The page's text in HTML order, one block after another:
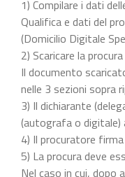
1) Compilare i dati
Qualifica e dati del
(Domicilio Digitale
2) Scaricare la
Il documento
nelle 3 sezioni sopra
3) Il dichiarante
(autografa o digitale)
4) Il procuratore
5) La procura deve
Nel caso in cui, dopo